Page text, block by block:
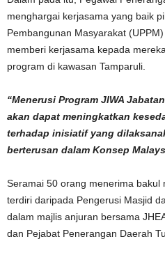
menghargai kerjasama yang baik
Pembangunan Masyarakat
memberi kerjasama kepada
program di kawasan Tamparuli.
“Menerusi Program JIWA
akan dapat meningkatkan
terhadap inisiatif yang
berterusan dalam Konsep
Seramai 50 orang menerima bakul
terdiri daripada Pengerusi Masjid
dalam majlis anjuran bersama
dan Pejabat Penerangan Daerah